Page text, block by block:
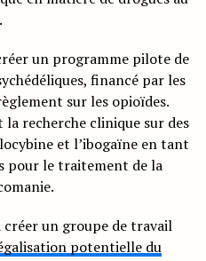
un programme pilote de
financé par les
sur les opioïdes.
recherche clinique sur des
et l’ibogaïne en tant
pour le traitement de la
un groupe de travail
potentielle du